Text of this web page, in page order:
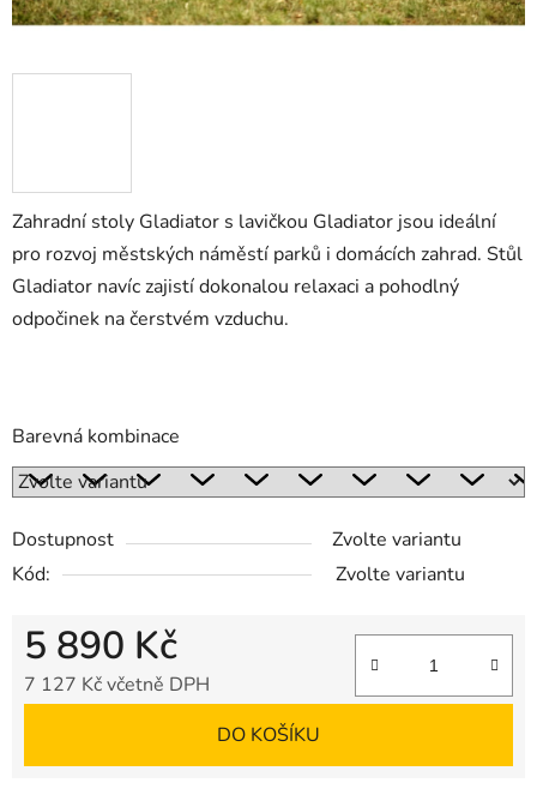
Zahradní stoly Gladiator s lavičkou Gladiator jsou ideální
pro rozvoj městských náměstí parků i domácích zahrad. Stůl
Gladiator navíc zajistí dokonalou relaxaci a pohodlný
odpočinek na čerstvém vzduchu.
Barevná kombinace
Dostupnost
Zvolte variantu
Kód:
Zvolte variantu
5 890 Kč
7 127 Kč včetně DPH
DO KOŠÍKU